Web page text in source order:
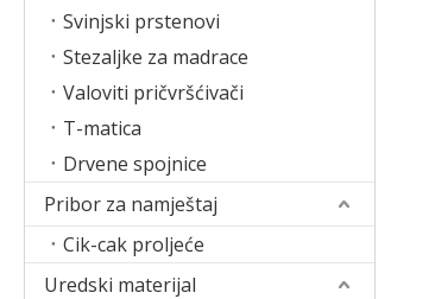
Svinjski prstenovi
Stezaljke za madrace
Valoviti pričvršćivači
T-matica
Drvene spojnice
Pribor za namještaj
Cik-cak proljeće
Uredski materijal